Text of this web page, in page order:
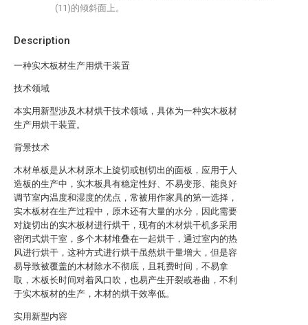
Description
一种实木板材生产用烘干装置
技术领域
本实用新型涉及木材烘干技术领域，具体为一种实木板材
生产用烘干装置。
背景技术
木材单板是从木材原木上旋切或刨切出的面板，应用于人
造板的生产中，实木板具有稳定性好、不易变形、能良好
调节室内温度和湿度的优点，常被用作家具的第一选择，
实木板材在生产过程中，原木还有大量的水分，因此需要
对旋切出的实木板材进行烘干，现有的木材烘干机多采用
密闭式烘干室，多个木材堆叠在一起烘干，通过室内的热
风进行烘干，这种方式进行烘干虽然烘干量增大，但是容
易导致被覆盖的木材除水不彻底，且耗费时间，不易拿
取，木板长时间对着风口吹，也易产生开裂或卷曲，不利
于实木板材的生产，木材的烘干效率低。
实用新型内容
(11)的倾斜面上。